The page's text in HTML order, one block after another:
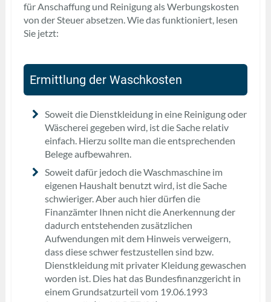
für Anschaffung und Reinigung als Werbungskosten
von der Steuer absetzen. Wie das funktioniert, lesen
Sie jetzt:
Ermittlung der Waschkosten
Soweit die Dienstkleidung in eine Reinigung oder
Wäscherei gegeben wird, ist die Sache relativ
einfach. Hierzu sollte man die entsprechenden
Belege aufbewahren.
Soweit dafür jedoch die Waschmaschine im
eigenen Haushalt benutzt wird, ist die Sache
schwieriger. Aber auch hier dürfen die
Finanzämter Ihnen nicht die Anerkennung der
dadurch entstehenden zusätzlichen
Aufwendungen mit dem Hinweis verweigern,
dass diese schwer festzustellen sind bzw.
Dienstkleidung mit privater Kleidung gewaschen
worden ist. Dies hat das Bundesfinanzgericht in
einem Grundsatzurteil vom 19.06.1993